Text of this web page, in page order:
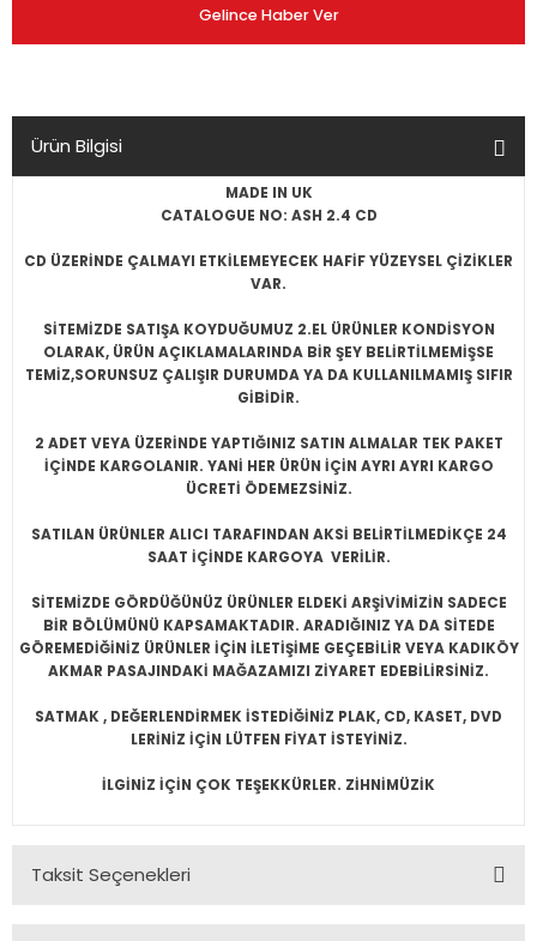
Gelince Haber Ver
Ürün Bilgisi
MADE IN UK
CATALOGUE NO: ASH 2.4 CD
CD ÜZERİNDE ÇALMAYI ETKİLEMEYECEK HAFİF YÜZEYSEL ÇİZİKLER
VAR.
SİTEMİZDE SATIŞA KOYDUĞUMUZ 2.EL ÜRÜNLER KONDİSYON
OLARAK, ÜRÜN AÇIKLAMALARINDA BİR ŞEY BELİRTİLMEMİŞSE
TEMİZ,SORUNSUZ ÇALIŞIR DURUMDA YA DA KULLANILMAMIŞ SIFIR
GİBİDİR.
2 ADET VEYA ÜZERİNDE YAPTIĞINIZ SATIN ALMALAR TEK PAKET
İÇİNDE KARGOLANIR. YANİ HER ÜRÜN İÇİN AYRI AYRI KARGO
ÜCRETİ ÖDEMEZSİNİZ.
SATILAN ÜRÜNLER ALICI TARAFINDAN AKSİ BELİRTİLMEDİKÇE 24
SAAT İÇİNDE KARGOYA VERİLİR.
SİTEMİZDE GÖRDÜĞÜNÜZ ÜRÜNLER ELDEKİ ARŞİVİMİZİN SADECE
BİR BÖLÜMÜNÜ KAPSAMAKTADIR. ARADIĞINIZ YA DA SİTEDE
GÖREMEDİĞİNİZ ÜRÜNLER İÇİN İLETİŞİME GEÇEBİLİR VEYA KADIKÖY
AKMAR PASAJINDAKİ MAĞAZAMIZI ZİYARET EDEBİLİRSİNİZ.
SATMAK , DEĞERLENDİRMEK İSTEDİĞİNİZ PLAK, CD, KASET, DVD
LERİNİZ İÇİN LÜTFEN FİYAT İSTEYİNİZ.
İLGİNİZ İÇİN ÇOK TEŞEKKÜRLER. ZİHNİMÜZİK
Taksit Seçenekleri